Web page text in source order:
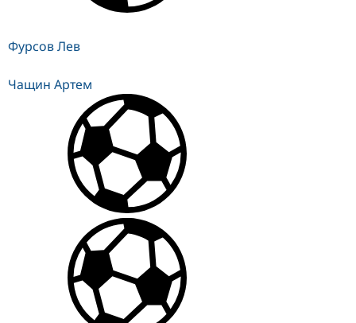
Фурсов Лев
Чащин Артем